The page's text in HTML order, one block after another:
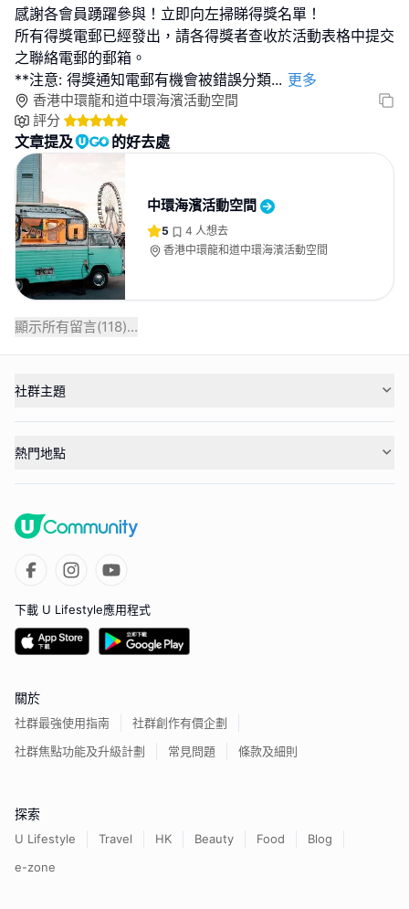
感謝各會員踴躍參與！立即向左掃睇得獎名單！
所有得獎電郵已經發出，請各得獎者查收於活動表格中提交
之聯絡電郵的郵箱。
**注意: 得獎通知電郵有機會被錯誤分類... 更多
香港中環龍和道中環海濱活動空間
評分
文章提及 的好去處
中環海濱活動空間
5 4 人想去
香港中環龍和道中環海濱活動空間
顯示所有留言(118)...
社群主題
熱門地點
下載 U Lifestyle應用程式
關於
社群最強使用指南
社群創作有價企劃
社群焦點功能及升級計劃
常見問題 條款及細則
探索
U Lifestyle Travel HK Beauty Food
Blog
e-zone